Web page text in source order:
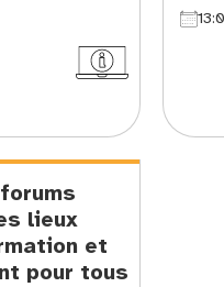
lieux
et
pour tous